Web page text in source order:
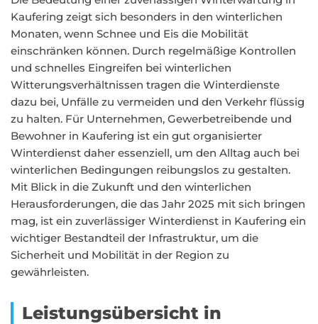
Kaufering zeigt sich besonders in den winterlichen
Monaten, wenn Schnee und Eis die Mobilität
einschränken können. Durch regelmäßige Kontrollen
und schnelles Eingreifen bei winterlichen
Witterungsverhältnissen tragen die Winterdienste
dazu bei, Unfälle zu vermeiden und den Verkehr flüssig
zu halten. Für Unternehmen, Gewerbetreibende und
Bewohner in Kaufering ist ein gut organisierter
Winterdienst daher essenziell, um den Alltag auch bei
winterlichen Bedingungen reibungslos zu gestalten.
Mit Blick in die Zukunft und den winterlichen
Herausforderungen, die das Jahr 2025 mit sich bringen
mag, ist ein zuverlässiger Winterdienst in Kaufering ein
wichtiger Bestandteil der Infrastruktur, um die
Sicherheit und Mobilität in der Region zu
gewährleisten.
Leistungsübersicht in